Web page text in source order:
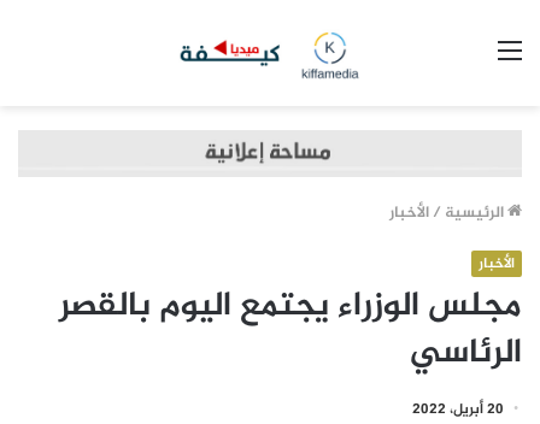
الرئيسية /الأخبار
الأخبار
مجلس الوزراء يجتمع اليوم بالقصر
الرئاسي
20 أبريل، 2022